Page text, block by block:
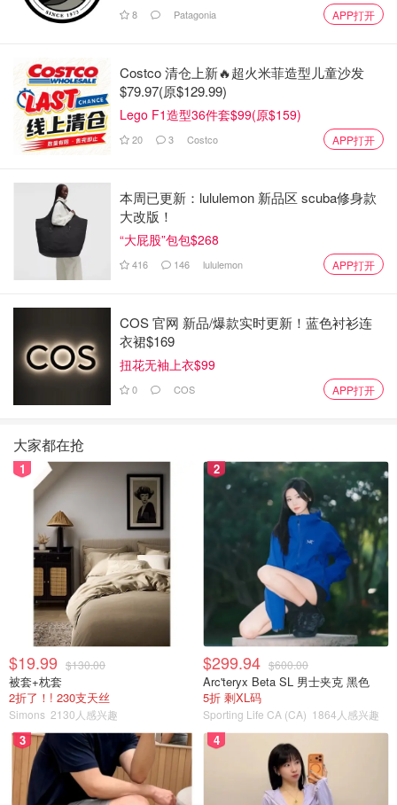
裤子：
Mother
高腰微喇叭牛仔裤
鞋子：
Sam Edelman 山姆爱德曼 小白鞋
2⃣️
说完爱马仕最经典的包包，轮到香奈儿最经典的包包了！黑
金牛，复古精致又fancy！已经入手的宝宝千万不要像我那
么傻啦吧唧就贱卖掉了，还没有入手的宝宝呢，以现在的价
格可以尝试它家的迷你经典款，外型大差不差，价格便宜个
几千刀！
香奈儿经典cf黑金牛果然有点东西～
躺平包包 3638
8 Patagonia APP打开
Costco 清仓上新🔥超火米菲造型儿童沙发
$79.97(原$129.99)
Lego F1造型36件套$99(原$159)
20 3 Costco APP打开
本周已更新：lululemon 新品区 scuba修身款
大改版！
“大屁股”包包$268
416 146 lululemon APP打开
COS 官网 新品/爆款实时更新！蓝色衬衫连
衣裙$169
扭花无袖上衣$99
0 COS APP打开
大家都在抢
1
$19.99 $130.00
被套+枕套
2折了！! 230支天丝
Simons 2130人感兴趣
2
$299.94 $600.00
Arc'teryx Beta SL 男士夹克 黑色
5折 剩XL码
Sporting Life CA (CA) 1864人感兴趣
3 4